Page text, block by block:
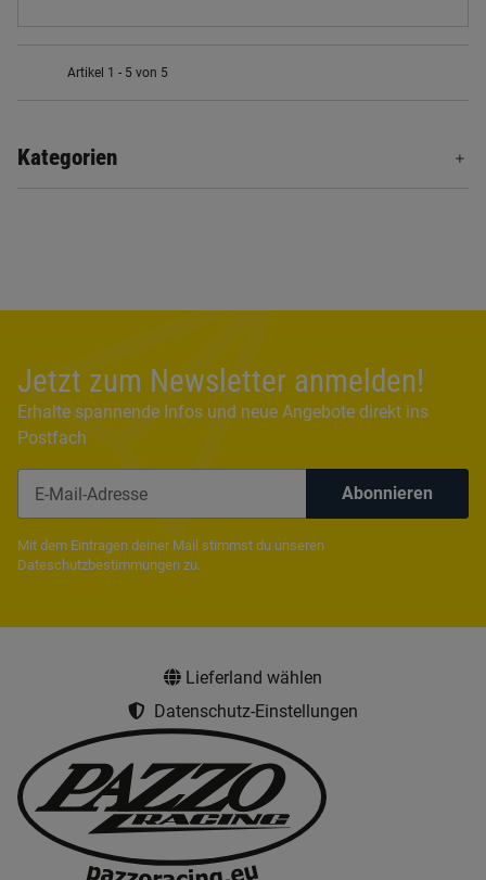
Artikel 1 - 5 von 5
Kategorien
Jetzt zum Newsletter anmelden!
Erhalte spannende Infos und neue Angebote direkt ins
Postfach
Abonnieren
Mit dem Eintragen deiner Mail stimmst du unseren
Dateschutzbestimmungen zu.
Lieferland wählen
Datenschutz-Einstellungen